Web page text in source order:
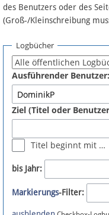
FAQ
Fördermitglied
Fehler melden
Newsletter
Bluesky
des Benutzers oder des
(Groß-/Kleinschreibung
Logbücher
Ausführender Benutzer:
Ziel (Titel oder
Titel beginnt mit …
bis Jahr:
Markierungs-Filter: